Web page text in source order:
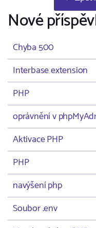
Nové
Chyba 500
Interbase extension
PHP
oprávnění v
Aktivace PHP
PHP
navýšení php
Soubor .env